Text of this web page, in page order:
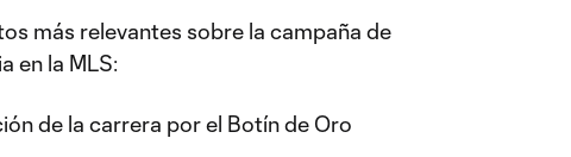
más relevantes sobre la campaña de
en la MLS:
de la carrera por el Botín de Oro